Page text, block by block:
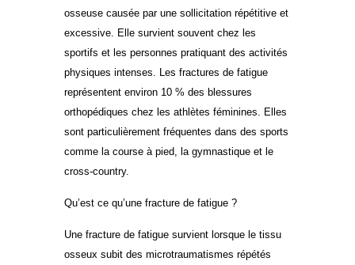
osseuse causée par une sollicitation répétitive et
excessive. Elle survient souvent chez les
sportifs et les personnes pratiquant des activités
physiques intenses. Les fractures de fatigue
représentent environ 10 % des blessures
orthopédiques chez les athlètes féminines. Elles
sont particulièrement fréquentes dans des sports
comme la course à pied, la gymnastique et le
cross-country.
Qu’est ce qu’une fracture de fatigue ?
Une fracture de fatigue survient lorsque le tissu
osseux subit des microtraumatismes répétés